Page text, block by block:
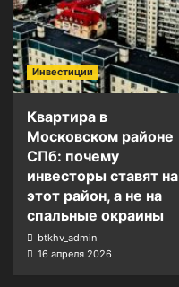
Инвестиции
Квартира в
Московском районе
СПб: почему
инвесторы ставят на
этот район, а не на
спальные окраины
btkhv_admin
16 апреля 2026